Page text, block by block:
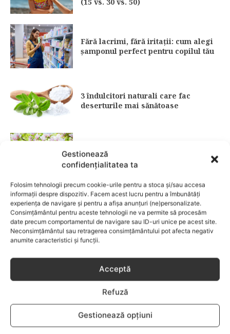
Gestionează
confidențialitatea ta
Folosim tehnologii precum cookie-urile pentru a stoca și/sau accesa
informații despre dispozitiv. Facem acest lucru pentru a îmbunătăți
experiența de navigare și pentru a afișa anunțuri (ne)personalizate.
Consimțământul pentru aceste tehnologii ne va permite să procesăm
date precum comportamentul de navigare sau ID-uri unice pe acest site.
Neconsimțământul sau retragerea consimțământului pot afecta negativ
anumite caracteristici și funcții.
Acceptă
Refuză
Gestionează opțiuni
Fără lacrimi, fără iritații: cum alegi
șamponul perfect pentru copilul tău
3 îndulcitori naturali care fac
deserturile mai sănătoase
Garderoba de primăvară pentru
copii: ce păstrezi și ce donezi
CATEGORII POPULARE
EVENIMENTE
LIFESTYLE
713
COPII
633
BEBELUSI
436
DEZVOLTAREA COPILULUI
COMPORTAMENT